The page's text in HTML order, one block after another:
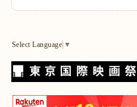
Select Language ▼